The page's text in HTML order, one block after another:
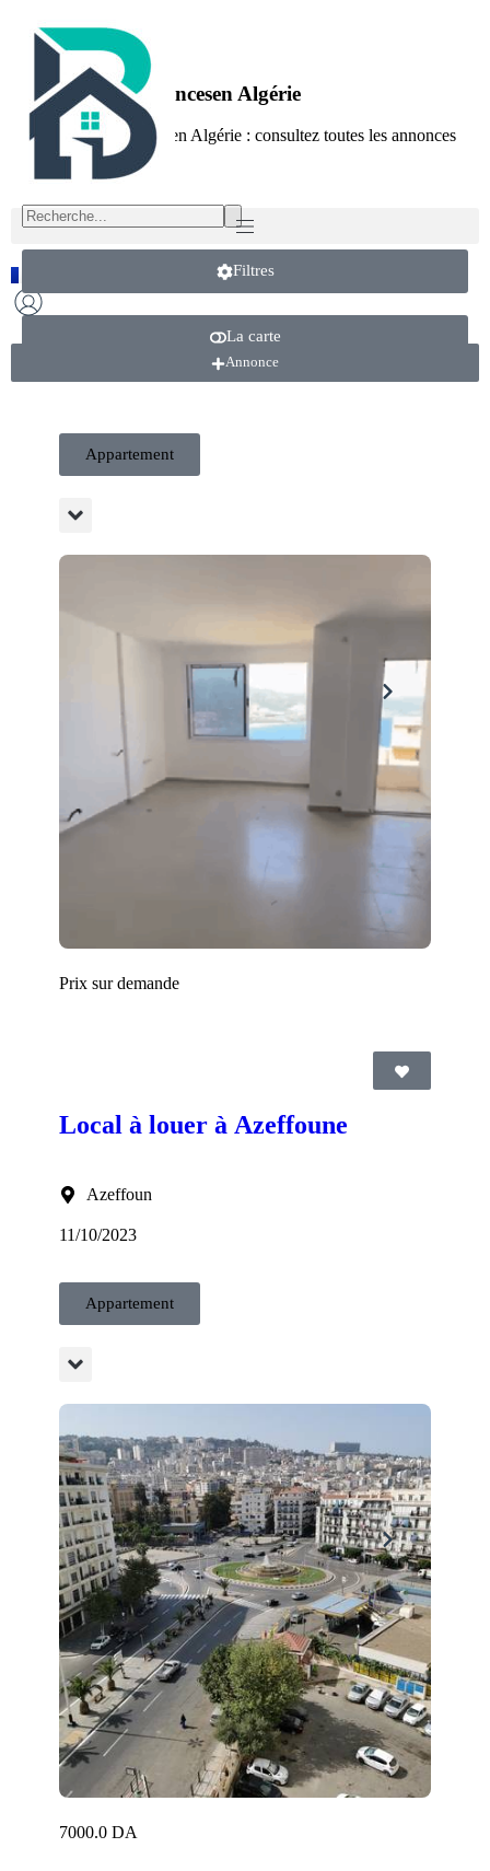
Annonce
Location de vacancesen Algérie
Location de vacancesen Algérie : consultez toutes les annonces
sur Beytic
Filtres
La carte
Appartement
Prix sur demande
Local à louer à Azeffoune
Azeffoun
11/10/2023
Appartement
7000.0 DA